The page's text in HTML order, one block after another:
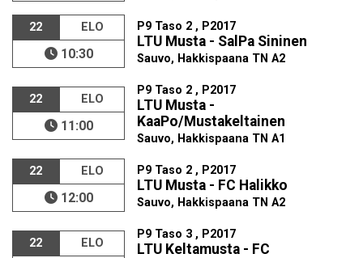
22 ELO
10:30
P9 Taso 2 , P2017
LTU Musta - SalPa Sininen
Sauvo, Hakkispaana TN A2
22 ELO
11:00
P9 Taso 2 , P2017
LTU Musta -
KaaPo/Mustakeltainen
Sauvo, Hakkispaana TN A1
22 ELO
12:00
P9 Taso 2 , P2017
LTU Musta - FC Halikko
Sauvo, Hakkispaana TN A2
22 ELO
P9 Taso 3 , P2017
LTU Keltamusta - FC